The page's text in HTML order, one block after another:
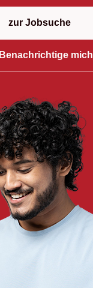
zur Jobsuche
Benachrichtige mich